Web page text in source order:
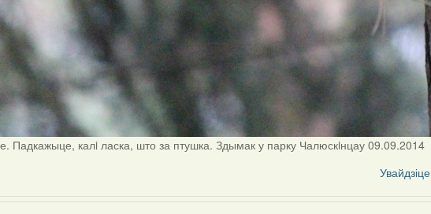
Падкажыце, калi ласка, што за птушка. Здымак у парку Чалюскiнцау 09.09.2014
Увайдзіце